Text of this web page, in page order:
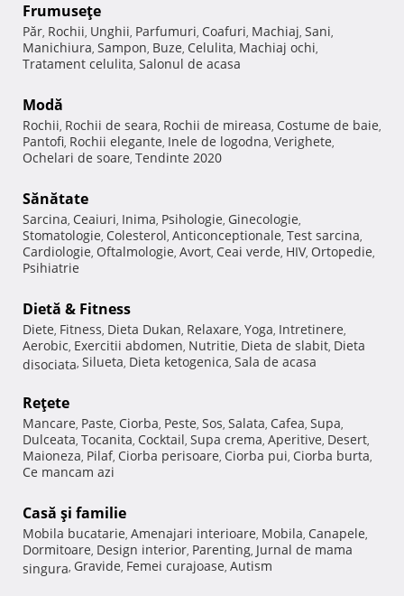
Frumuseţe
Păr, Rochii, Unghii, Parfumuri, Coafuri, Machiaj, Sani,
Manichiura, Sampon, Buze, Celulita, Machiaj ochi,
Tratament celulita, Salonul de acasa
Modă
Rochii, Rochii de seara, Rochii de mireasa, Costume de baie,
Pantofi, Rochii elegante, Inele de logodna, Verighete,
Ochelari de soare, Tendinte 2020
Sănătate
Sarcina, Ceaiuri, Inima, Psihologie, Ginecologie,
Stomatologie, Colesterol, Anticonceptionale, Test sarcina,
Cardiologie, Oftalmologie, Avort, Ceai verde, HIV, Ortopedie,
Psihiatrie
Dietă & Fitness
Diete, Fitness, Dieta Dukan, Relaxare, Yoga, Intretinere,
Aerobic, Exercitii abdomen, Nutritie, Dieta de slabit, Dieta
disociata, Silueta, Dieta ketogenica, Sala de acasa
Reţete
Mancare, Paste, Ciorba, Peste, Sos, Salata, Cafea, Supa,
Dulceata, Tocanita, Cocktail, Supa crema, Aperitive, Desert,
Maioneza, Pilaf, Ciorba perisoare, Ciorba pui, Ciorba burta,
Ce mancam azi
Casă şi familie
Mobila bucatarie, Amenajari interioare, Mobila, Canapele,
Dormitoare, Design interior, Parenting, Jurnal de mama
singura, Gravide, Femei curajoase, Autism